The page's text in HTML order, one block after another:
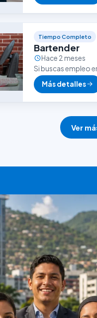
Tiempo Completo
Bartender
Hace 2 meses
Si buscas empleo
excelente
Más detalles
Ver